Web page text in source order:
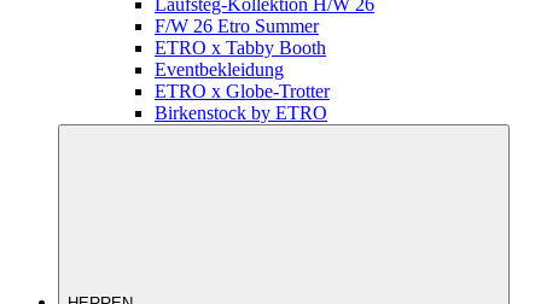
F/W 26 Etro Summer
ETRO x Tabby Booth
Eventbekleidung
ETRO x Globe-Trotter
Birkenstock by ETRO